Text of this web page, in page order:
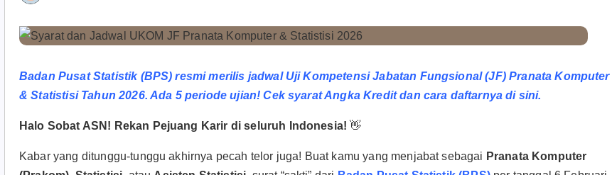
Badan Pusat Statistik (BPS) resmi merilis jadwal Uji Kompetensi Jabatan Fungsional (JF) Pranata Komputer
& Statistisi Tahun 2026. Ada 5 periode ujian! Cek syarat Angka Kredit dan cara daftarnya di sini.
Halo Sobat ASN! Rekan Pejuang Karir di seluruh Indonesia! 👋
Kabar yang ditunggu-tunggu akhirnya pecah telor juga! Buat kamu yang menjabat sebagai Pranata Komputer